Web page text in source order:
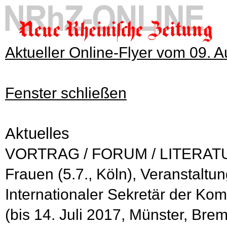
Aktueller Online-Flyer vom 09.
Fenster schließen
Aktuelles
VORTRAG / FORUM /
Frauen (5.7., Köln),
Internationaler Sekretär der
(bis 14. Juli 2017, Münster,